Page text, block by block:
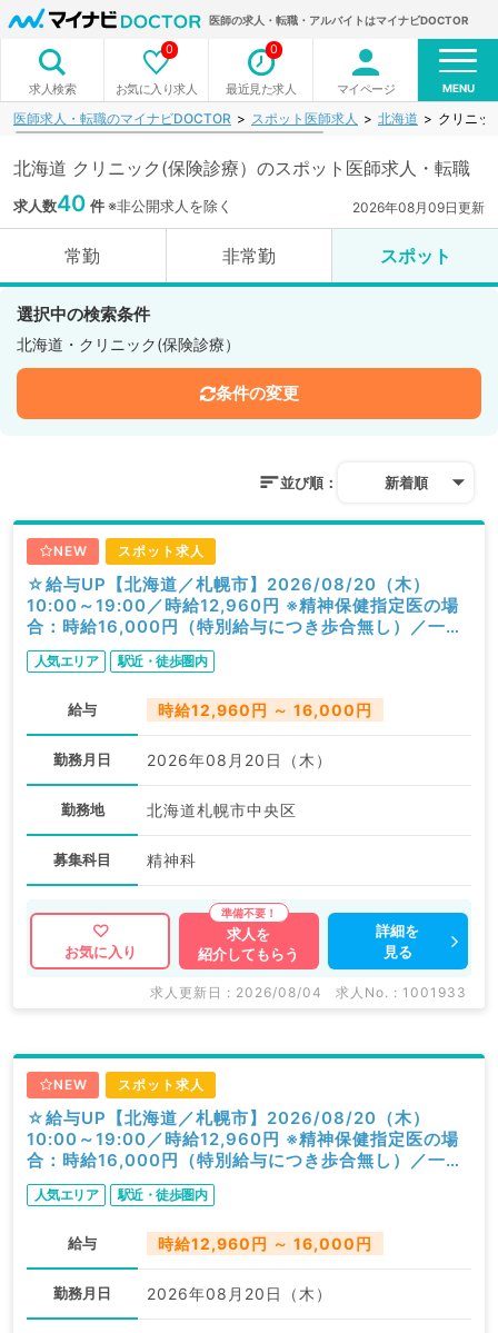
医師の求人・転職・アルバイトはマイナビDOCTOR
求人検索 お気に入り求人
0
最近見た求人
0
マイページ MENU
医師求人・転職のマイナビDOCTOR スポット医師求人 北海道 クリニッ
北海道 クリニック(保険診療）のスポット医師求人・転職
求人数40 件※非公開求人を除く 2026年08月09日更新
常勤 非常勤 スポット
選択中の検索条件
北海道・クリニック(保険診療）
条件の変更
並び順： 新着順
NEW スポット求人
☆給与UP【北海道／札幌市】2026/08/20（木）
10:00～19:00／時給12,960円 ※精神保健指定医の場
合：時給16,000円（特別給与につき歩合無し）／一般
外来／精神科
人気エリア 駅近・徒歩圏内
給与 時給12,960円 ～ 16,000円
勤務月日 2026年08月20日（木）
勤務地 北海道札幌市中央区
募集科目 精神科
お気に入り
求人を
紹介してもらう
詳細を
見る
求人更新日 : 2026/08/04 求人No. : 1001933
NEW スポット求人
☆給与UP【北海道／札幌市】2026/08/20（木）
10:00～19:00／時給12,960円 ※精神保健指定医の場
合：時給16,000円（特別給与につき歩合無し）／一般
外来／精神科
人気エリア 駅近・徒歩圏内
給与 時給12,960円 ～ 16,000円
勤務月日 2026年08月20日（木）